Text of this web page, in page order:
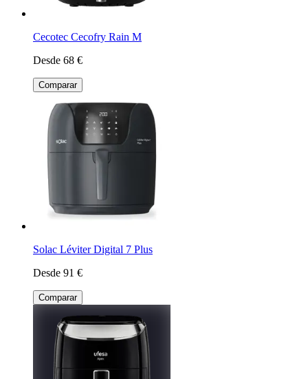
Cecotec Cecofry Rain M
Desde 68 €
Comparar
Solac Léviter Digital 7 Plus
Desde 91 €
Comparar